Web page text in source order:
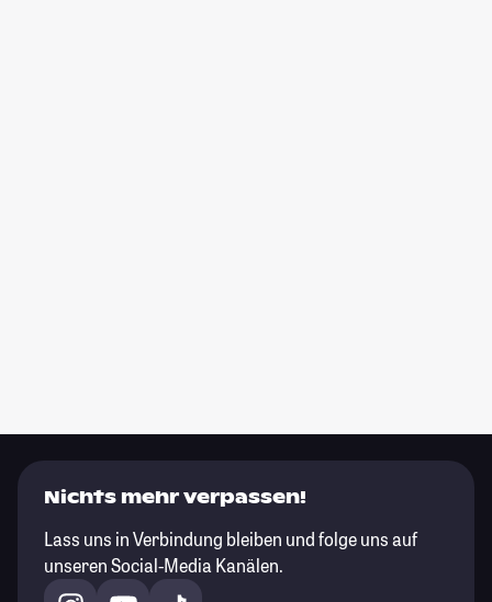
Nichts mehr verpassen!
Lass uns in Verbindung bleiben und folge uns auf
unseren Social-Media Kanälen.